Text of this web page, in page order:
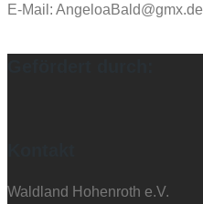
E-Mail: AngeloaBald@gmx.de
Waldland Hohenroth e.V.